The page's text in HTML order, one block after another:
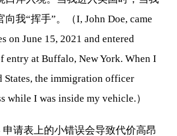
我“挥手”。（I, John Doe, came
on June 15, 2021 and entered
entry at Buffalo, New York. When I
States, the immigration officer
while I was inside my vehicle.）
请表上的小错误会导致代价高昂